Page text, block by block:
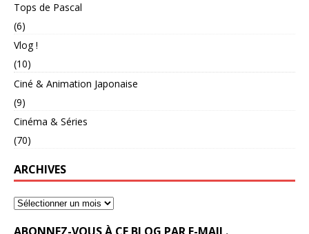
Tops de Pascal
(6)
Vlog !
(10)
Ciné & Animation Japonaise
(9)
Cinéma & Séries
(70)
ARCHIVES